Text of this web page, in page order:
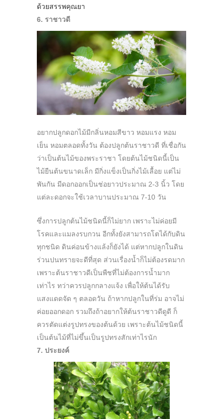
ด้วยสรรพคุณยา
6. ราชาวดี
อยากปลูกดอกไม้มีกลิ่นหอมสีขาว หอมแรง หอม
เย็น หอมตลอดทั้งวัน ต้องปลูกต้นราชาวดี ที่เชื่อกัน
ว่าเป็นต้นไม้ของพระราชา โดยต้นไม้ชนิดนี้เป็น
ไม้ยืนต้นขนาดเล็ก มีกิ่งแข็งเป็นกิ่งไม้เลื้อย แต่ไม่
พันกัน มีดอกออกเป็นช่อยาวประมาณ 2-3 นิ้ว โดย
แต่ละดอกจะใช้เวลาบานประมาณ 7-10 วัน
ซึ่งการปลูกต้นไม้ชนิดนี้ก็ไม่ยาก เพราะไม่ค่อยมี
โรคและแมลงรบกวน อีกทั้งยังสามารถโตได้กับดิน
ทุกชนิด ดินค่อนข้างแล้งก็ยังได้ แต่หากปลูกในดิน
ร่วนปนทรายจะดีที่สุด ส่วนเรื่องน้ำก็ไม่ต้องรดมาก
เพราะต้นราชาวดีเป็นพืชที่ไม่ต้องการน้ำมาก
เท่าไร ทว่าควรปลูกกลางแจ้ง เพื่อให้ต้นได้รับ
แสงแดดจัด ๆ ตลอดวัน ถ้าหากปลูกในที่ร่ม อาจไม่
ค่อยออกดอก รวมถึงถ้าอยากให้ต้นราชาวดีดูดี ก็
ควรตัดแต่งรูปทรงของต้นด้วย เพราะต้นไม้ชนิดนี้
เป็นต้นไม้ที่ไม่ขึ้นเป็นรูปทรงสักเท่าไรนัก
7. ประยงค์